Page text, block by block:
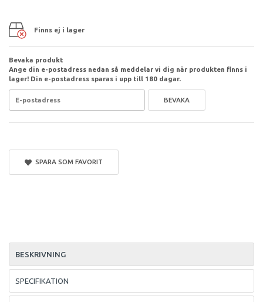
Finns ej i lager
Bevaka produkt
Ange din e-postadress nedan så meddelar vi dig när produkten finns i
lager! Din e-postadress sparas i upp till 180 dagar.
BEVAKA
SPARA SOM FAVORIT
BESKRIVNING
SPECIFIKATION